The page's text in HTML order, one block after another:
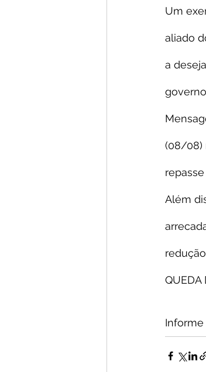
Um
aliado
a
(08/08)
repasse
Além
QUEDA
Informe